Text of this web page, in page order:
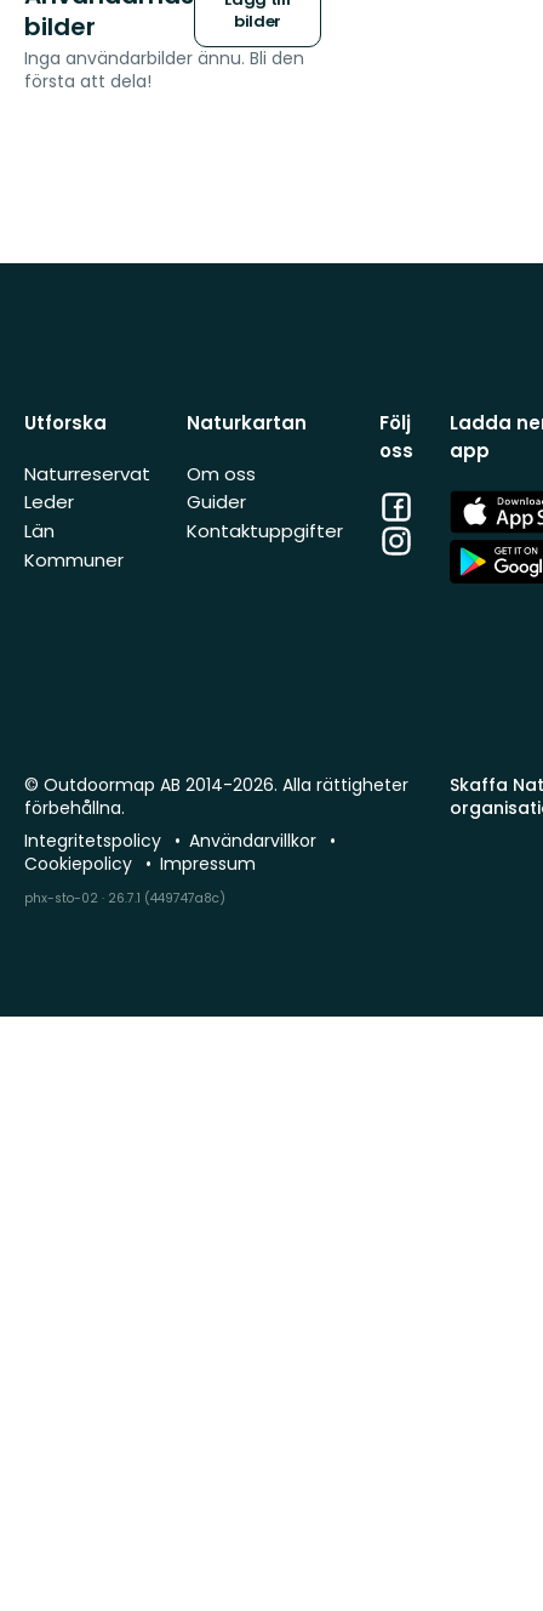
bilder
bilder
Inga användarbilder ännu. Bli den
första att dela!
Utforska
Naturreservat
Leder
Län
Kommuner
Naturkartan
Om oss
Guider
Kontaktuppgifter
Följ
oss
Facebook
Instagram
Ladda
app
App
Store
App
Store
Skaffa
© Outdoormap AB 2014-2026. Alla rättigheter
förbehållna.
Integritetspolicy
Användarvillkor
Cookiepolicy
Impressum
phx-sto-02 · 26.7.1 (449747a8c)